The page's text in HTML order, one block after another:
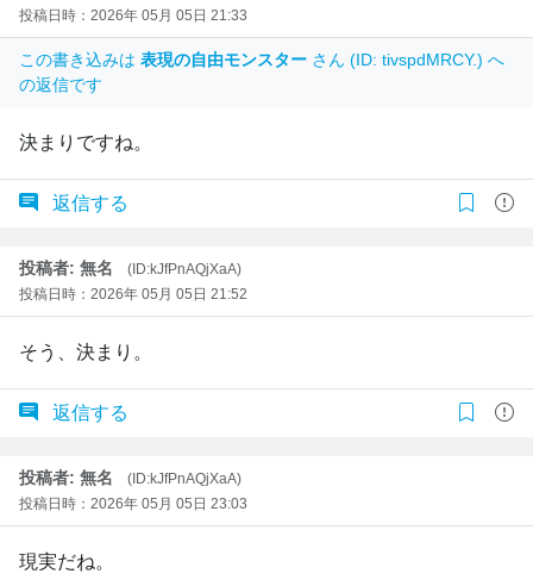
投稿日時：2026年 05月 05日 21:33
この書き込みは 表現の自由モンスター さん (ID: tivspdMRCY.) へ
の返信です
決まりですね。
返信する
投稿者: 無名
(ID:kJfPnAQjXaA)
投稿日時：2026年 05月 05日 21:52
そう、決まり。
返信する
投稿者: 無名
(ID:kJfPnAQjXaA)
投稿日時：2026年 05月 05日 23:03
現実だね。